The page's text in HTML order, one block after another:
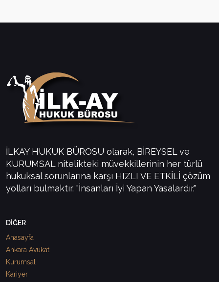
İLKAY HUKUK BÜROSU olarak, BİREYSEL ve
KURUMSAL nitelikteki müvekkillerinin her türlü
hukuksal sorunlarına karşı HIZLI VE ETKİLİ çözüm
yolları bulmaktır. "İnsanları İyi Yapan Yasalardır."
DİĞER
Anasayfa
Ankara Avukat
Kurumsal
Kariyer